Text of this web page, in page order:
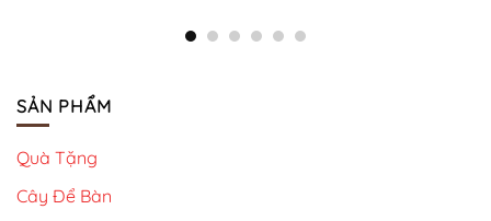
SẢN PHẨM
Quà Tặng
Cây Để Bàn